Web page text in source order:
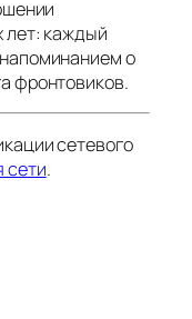
лет: каждый
о
фронтовиков.
сетевого
сети.